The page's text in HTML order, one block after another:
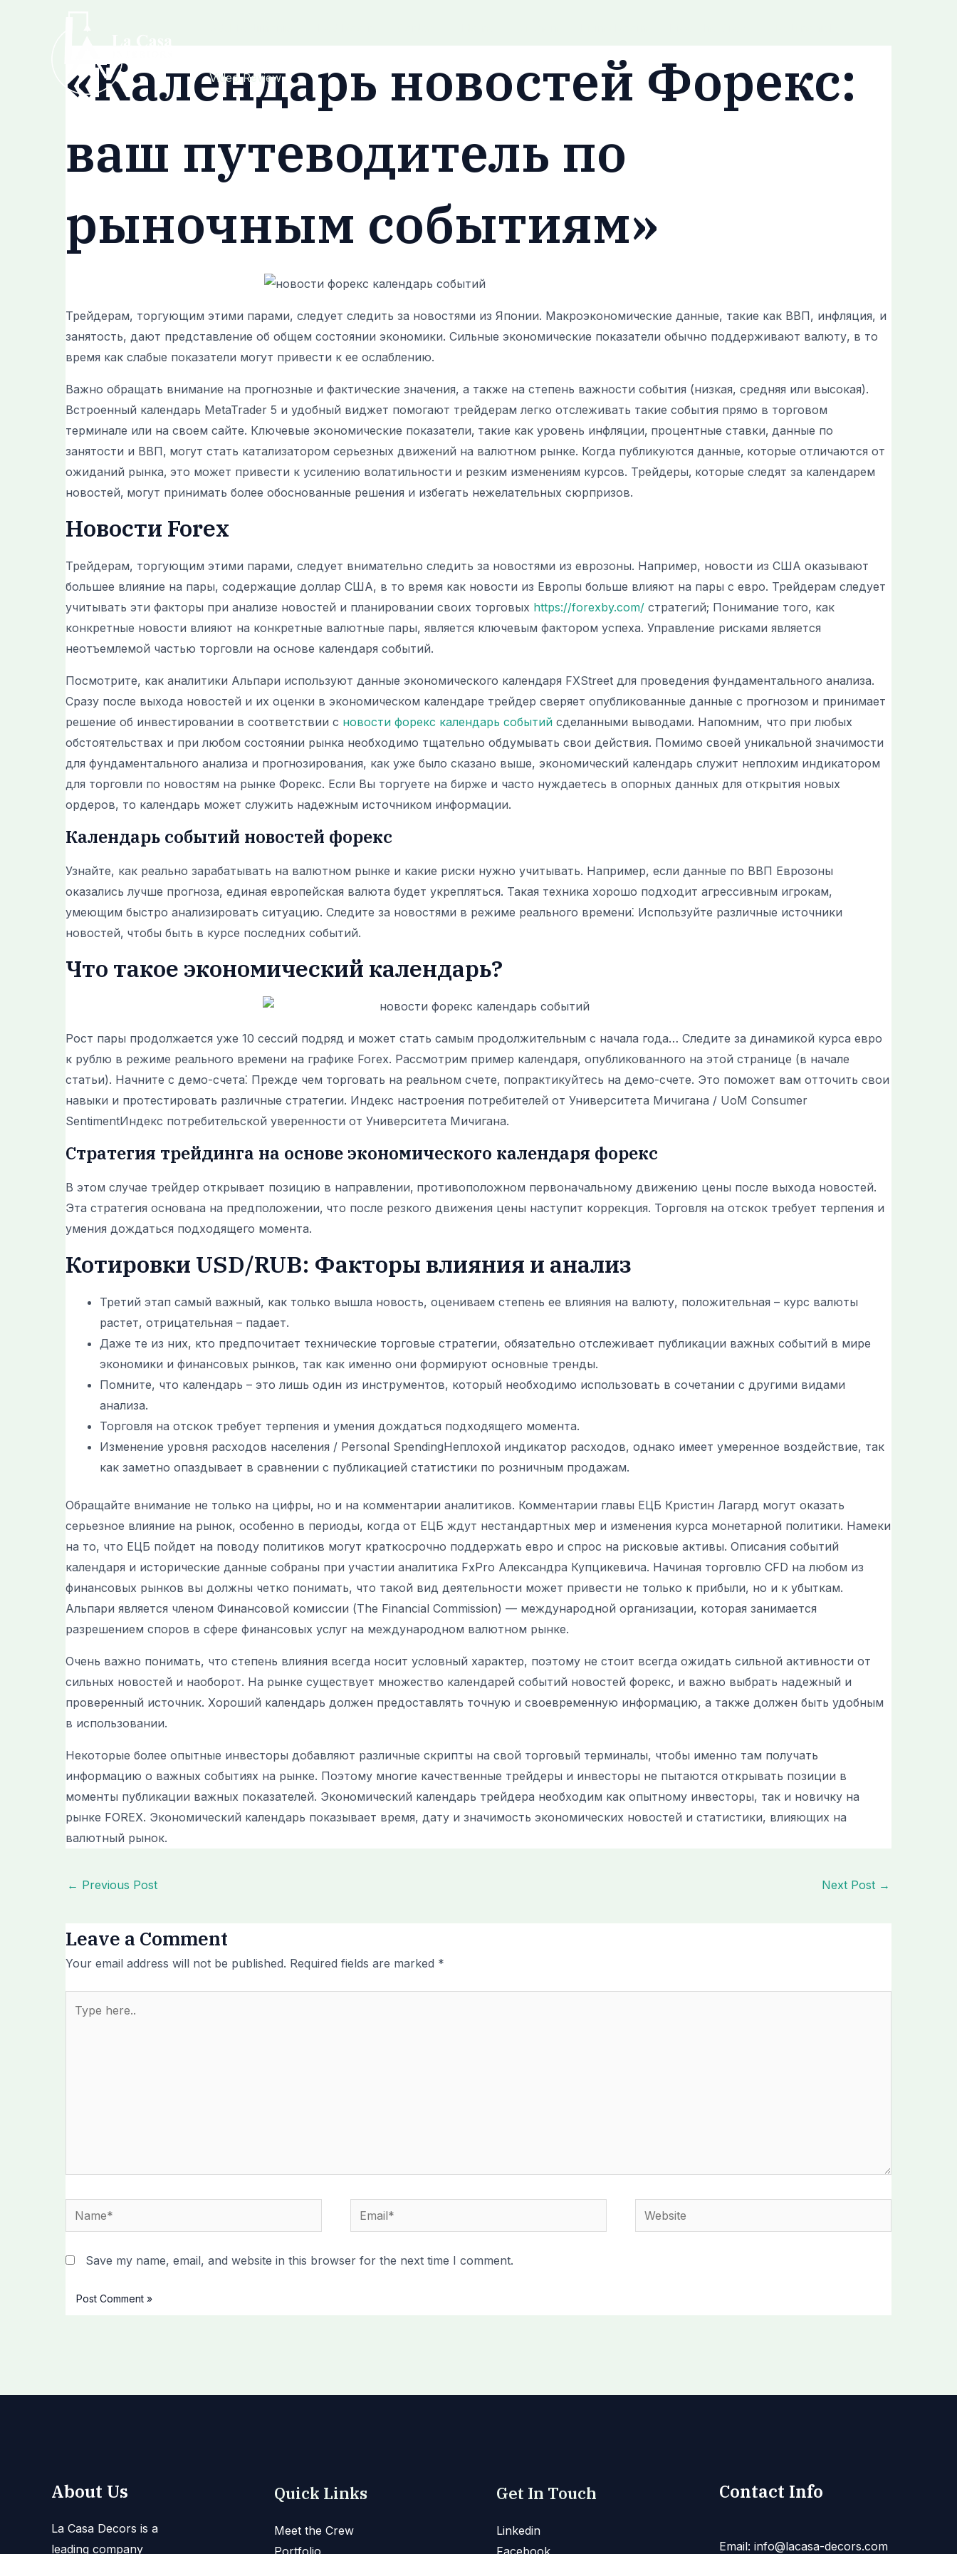
Video Review
«Календарь новостей Форекс:
ваш путеводитель по
рыночным событиям»
Трейдерам, торгующим этими парами, следует следить за новостями из Японии. Макроэкономические данные, такие как ВВП, инфляция, и
занятость, дают представление об общем состоянии экономики. Сильные экономические показатели обычно поддерживают валюту, в то
время как слабые показатели могут привести к ее ослаблению.
Важно обращать внимание на прогнозные и фактические значения, а также на степень важности события (низкая, средняя или высокая).
Встроенный календарь MetaTrader 5 и удобный виджет помогают трейдерам легко отслеживать такие события прямо в торговом
терминале или на своем сайте. Ключевые экономические показатели‚ такие как уровень инфляции‚ процентные ставки‚ данные по
занятости и ВВП‚ могут стать катализатором серьезных движений на валютном рынке. Когда публикуются данные‚ которые отличаются от
ожиданий рынка‚ это может привести к усилению волатильности и резким изменениям курсов. Трейдеры‚ которые следят за календарем
новостей‚ могут принимать более обоснованные решения и избегать нежелательных сюрпризов.
Новости Forex
Трейдерам, торгующим этими парами, следует внимательно следить за новостями из еврозоны. Например, новости из США оказывают
большее влияние на пары, содержащие доллар США, в то время как новости из Европы больше влияют на пары с евро. Трейдерам следует
учитывать эти факторы при анализе новостей и планировании своих торговых https://forexby.com/ стратегий; Понимание того, как
конкретные новости влияют на конкретные валютные пары, является ключевым фактором успеха. Управление рисками является
неотъемлемой частью торговли на основе календаря событий.
Посмотрите, как аналитики Альпари используют данные экономического календаря FXStreet для проведения фундаментального анализа.
Сразу после выхода новостей и их оценки в экономическом календаре трейдер сверяет опубликованные данные с прогнозом и принимает
решение об инвестировании в соответствии с новости форекс календарь событий сделанными выводами. Напомним, что при любых
обстоятельствах и при любом состоянии рынка необходимо тщательно обдумывать свои действия. Помимо своей уникальной значимости
для фундаментального анализа и прогнозирования, как уже было сказано выше, экономический календарь служит неплохим индикатором
для торговли по новостям на рынке Форекс. Если Вы торгуете на бирже и часто нуждаетесь в опорных данных для открытия новых
ордеров, то календарь может служить надежным источником информации.
Календарь событий новостей форекс
Узнайте, как реально зарабатывать на валютном рынке и какие риски нужно учитывать. Например, если данные по ВВП Еврозоны
оказались лучше прогноза, единая европейская валюта будет укрепляться. Такая техника хорошо подходит агрессивным игрокам,
умеющим быстро анализировать ситуацию. Следите за новостями в режиме реального времени⁚ Используйте различные источники
новостей‚ чтобы быть в курсе последних событий.
Что такое экономический календарь?
Рост пары продолжается уже 10 сессий подряд и может стать самым продолжительным с начала года… Следите за динамикой курса евро
к рублю в режиме реального времени на графике Forex. Рассмотрим пример календаря, опубликованного на этой странице (в начале
статьи). Начните с демо-счета⁚ Прежде чем торговать на реальном счете‚ попрактикуйтесь на демо-счете. Это поможет вам отточить свои
навыки и протестировать различные стратегии. Индекс настроения потребителей от Университета Мичигана / UoM Consumer
SentimentИндекс потребительской уверенности от Университета Мичигана.
Стратегия трейдинга на основе экономического календаря форекс
В этом случае трейдер открывает позицию в направлении‚ противоположном первоначальному движению цены после выхода новостей.
Эта стратегия основана на предположении‚ что после резкого движения цены наступит коррекция. Торговля на отскок требует терпения и
умения дождаться подходящего момента.
Котировки USD/RUB: Факторы влияния и анализ
Третий этап самый важный, как только вышла новость, оцениваем степень ее влияния на валюту, положительная – курс валюты
растет, отрицательная – падает.
Даже те из них, кто предпочитает технические торговые стратегии, обязательно отслеживает публикации важных событий в мире
экономики и финансовых рынков, так как именно они формируют основные тренды.
Помните, что календарь – это лишь один из инструментов, который необходимо использовать в сочетании с другими видами
анализа.
Торговля на отскок требует терпения и умения дождаться подходящего момента.
Изменение уровня расходов населения / Personal SpendingНеплохой индикатор расходов, однако имеет умеренное воздействие, так
как заметно опаздывает в сравнении с публикацией статистики по розничным продажам.
Обращайте внимание не только на цифры‚ но и на комментарии аналитиков. Комментарии главы ЕЦБ Кристин Лагард могут оказать
серьезное влияние на рынок, особенно в периоды, когда от ЕЦБ ждут нестандартных мер и изменения курса монетарной политики. Намеки
на то, что ЕЦБ пойдет на поводу политиков могут краткосрочно поддержать евро и спрос на рисковые активы. Описания событий
календаря и исторические данные собраны при участии аналитика FxPro Александра Купцикевича. Начиная торговлю CFD на любом из
финансовых рынков вы должны четко понимать, что такой вид деятельности может привести не только к прибыли, но и к убыткам.
Альпари является членом Финансовой комиссии (The Financial Commission) — международной организации, которая занимается
разрешением споров в сфере финансовых услуг на международном валютном рынке.
Очень важно понимать, что степень влияния всегда носит условный характер, поэтому не стоит всегда ожидать сильной активности от
сильных новостей и наоборот. На рынке существует множество календарей событий новостей форекс, и важно выбрать надежный и
проверенный источник. Хороший календарь должен предоставлять точную и своевременную информацию, а также должен быть удобным
в использовании.
Некоторые более опытные инвесторы добавляют различные скрипты на свой торговый терминалы, чтобы именно там получать
информацию о важных событиях на рынке. Поэтому многие качественные трейдеры и инвесторы не пытаются открывать позиции в
моменты публикации важных показателей. Экономический календарь трейдера необходим как опытному инвесторы, так и новичку на
рынке FOREX. Экономический календарь показывает время, дату и значимость экономических новостей и статистики, влияющих на
валютный рынок.
← Previous Post Next Post →
Leave a Comment
Your email address will not be published. Required fields are marked *
here..
Name* Email* Website
Save my name, email, and website in this browser for the next time I comment.
About Us
La Casa Decors is a
leading company
Quick Links
Meet the Crew
Get In Touch
Linkedin
Contact Info
Email: info@lacasa-decors.com